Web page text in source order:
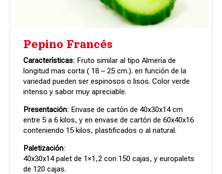
Pepino Francés
Características: Fruto similar al tipo Almería de
longitud mas corta ( 18 – 25 cm.). en función de la
variedad pueden ser espinosos o lisos. Color verde
intenso y sabor muy apreciable.
Presentación: Envase de cartón de 40x30x14 cm
entre 5 a 6 kilos, y en envase de cartón de 60x40x16
conteniendo 15 kilos, plastificados o al natural.
Paletización:
40x30x14 palet de 1×1,2 con 150 cajas, y europalets
de 120 cajas.